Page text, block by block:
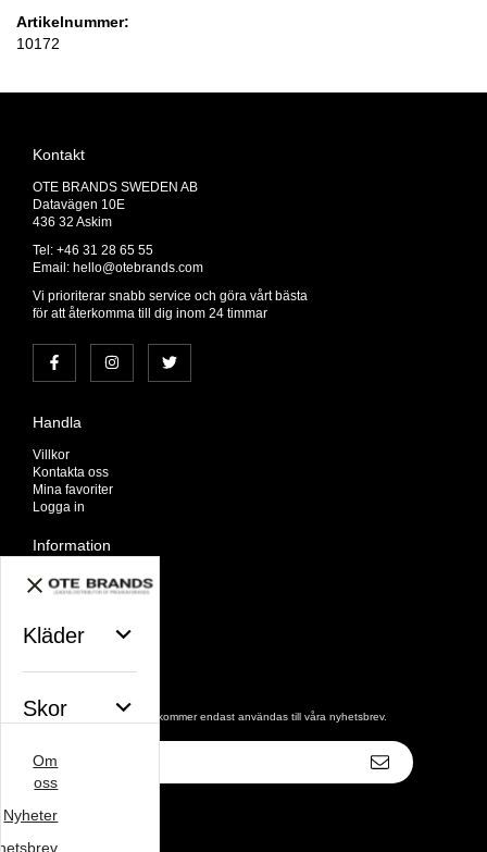
Kläder
Skor
Väskor
Artikelnummer:
10172
Kontakt
OTE BRANDS SWEDEN AB
Datavägen 10E
436 32 Askim
Tel: +46 31 28 65 55
Email: hello@otebrands.com
Vi prioriterar snabb service och göra vårt bästa
för att återkomma till dig inom 24 timmar
Handla
Villkor
Kontakta oss
Mina favoriter
Logga in
Information
Om oss
Nyheter
Avtalskund
Om cookies
De uppgifter du matar in kommer endast användas till våra nyhetsbrev.
postadress
Om
oss
Nyheter